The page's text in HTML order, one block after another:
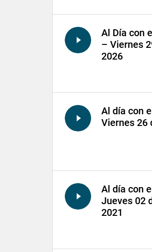
Al Día con
– Viernes
2026
Al día con
Viernes 26
Al día con
Jueves 02
2021